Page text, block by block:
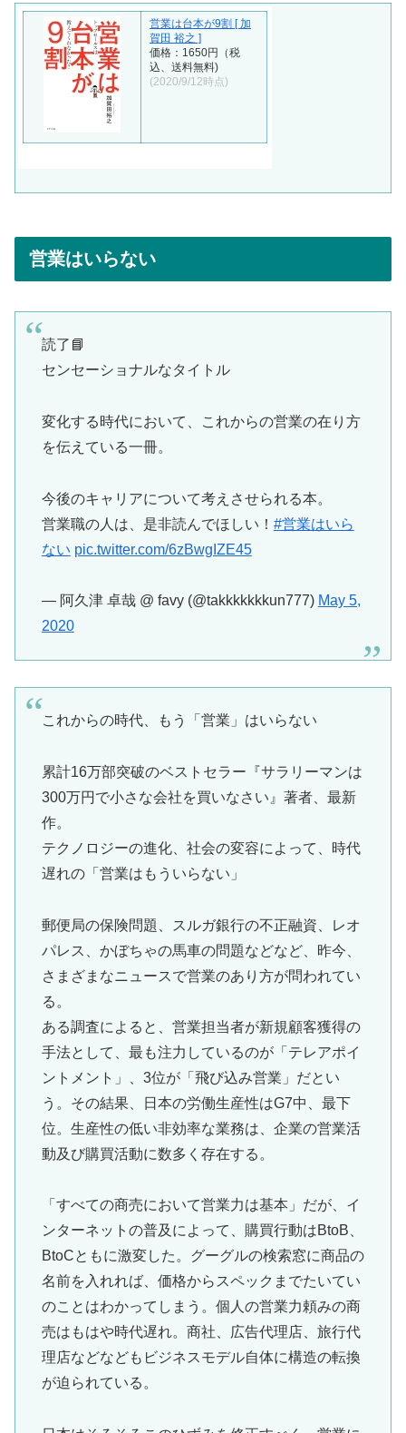
営業は台本が9割 [ 加
賀田 裕之 ]
価格：1650円（税
込、送料無料)
(2020/9/12時点)
営業はいらない
読了📘
センセーショナルなタイトル
変化する時代において、これからの営業の在り方
を伝えている一冊。
今後のキャリアについて考えさせられる本。
営業職の人は、是非読んでほしい！ #営業はいら
ない pic.twitter.com/6zBwgIZE45
— 阿久津 卓哉 @ favy (@takkkkkkkun777) May 5,
2020
これからの時代、もう「営業」はいらない
累計16万部突破のベストセラー『サラリーマンは
300万円で小さな会社を買いなさい』著者、最新
作。
テクノロジーの進化、社会の変容によって、時代
遅れの「営業はもういらない」
郵便局の保険問題、スルガ銀行の不正融資、レオ
パレス、かぼちゃの馬車の問題などなど、昨今、
さまざまなニュースで営業のあり方が問われてい
る。
ある調査によると、営業担当者が新規顧客獲得の
手法として、最も注力しているのが「テレアポイ
ントメント」、3位が「飛び込み営業」だとい
う。その結果、日本の労働生産性はG7中、最下
位。生産性の低い非効率な業務は、企業の営業活
動及び購買活動に数多く存在する。
「すべての商売において営業力は基本」だが、イ
ンターネットの普及によって、購買行動はBtoB、
BtoCともに激変した。グーグルの検索窓に商品の
名前を入れれば、価格からスペックまでたいてい
のことはわかってしまう。個人の営業力頼みの商
売はもはや時代遅れ。商社、広告代理店、旅行代
理店などなどもビジネスモデル自体に構造の転換
が迫られている。